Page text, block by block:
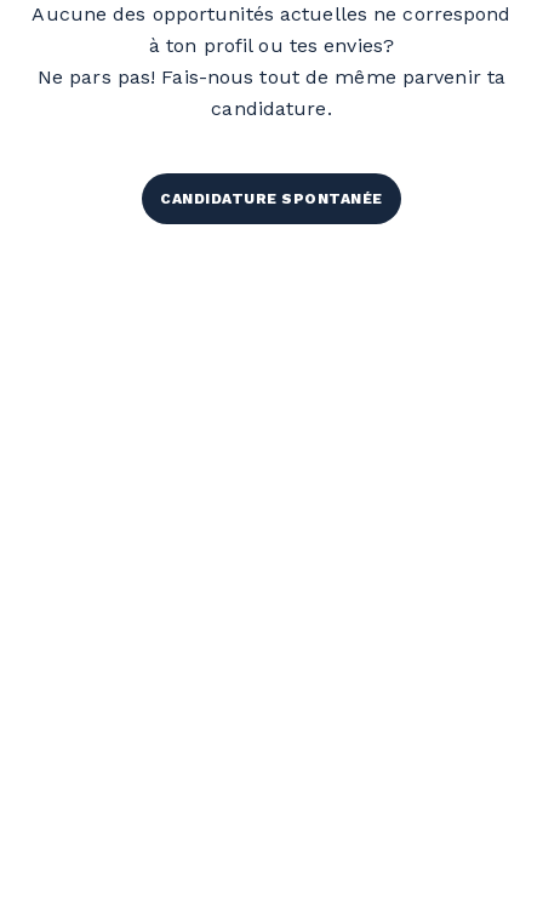
Aucune des opportunités actuelles ne correspond
à ton profil ou tes envies?
Ne pars pas! Fais-nous tout de même parvenir ta
candidature.
CANDIDATURE SPONTANÉE